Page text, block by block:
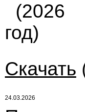
(2026
год)
Скачать
24.03.2026